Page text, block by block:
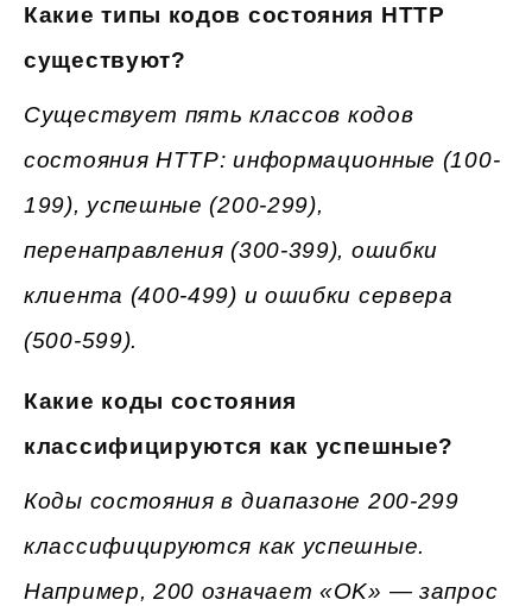
Какие типы кодов состояния HTTP
существуют?
Существует пять классов кодов
состояния HTTP: информационные (100-
199), успешные (200-299),
перенаправления (300-399), ошибки
клиента (400-499) и ошибки сервера
(500-599).
Какие коды состояния
классифицируются как успешные?
Коды состояния в диапазоне 200-299
классифицируются как успешные.
Например, 200 означает «OK» — запрос